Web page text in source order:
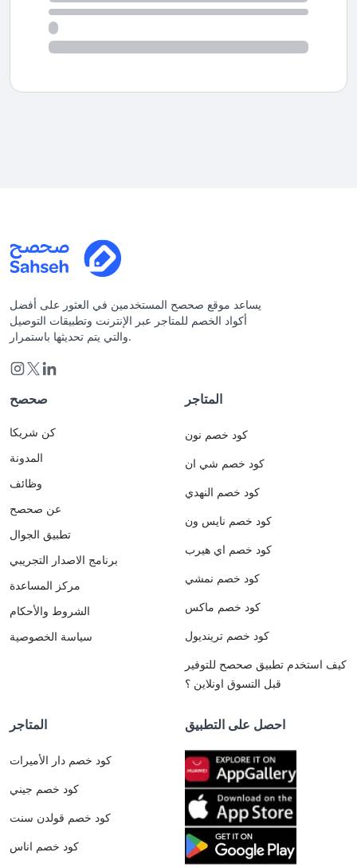
يساعد موقع صحصح المستخدمين في العثور على أفضل
أكواد الخصم للمتاجر عبر الإنترنت وتطبيقات التوصيل
والتي يتم تحديثها باستمرار.
صحصح
كن شريكا
المدونة
وظائف
عن صحصح
تطبيق الجوال
برنامج الاصدار التجريبي
مركز المساعدة
الشروط والأحكام
سياسة الخصوصية
المتاجر
كود خصم نون
كود خصم شي ان
كود خصم النهدي
كود خصم نايس ون
كود خصم اي هيرب
كود خصم نمشي
كود خصم ماكس
كود خصم ترينديول
كيف استخدم تطبيق صحصح للتوفير
قبل التسوق اونلاين ؟
المتاجر
كود خصم دار الأميرات
كود خصم جيني
كود خصم قولدن سنت
كود خصم اناس
احصل على التطبيق